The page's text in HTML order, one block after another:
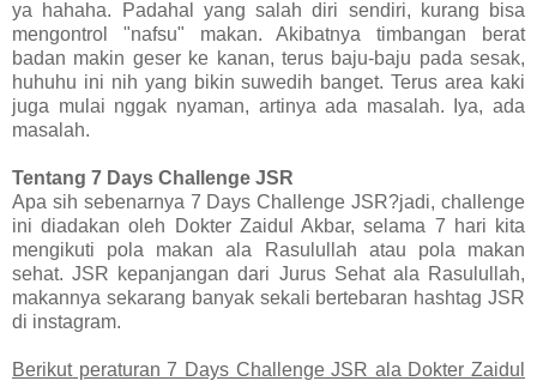
ya hahaha. Padahal yang salah diri sendiri, kurang bisa
mengontrol "nafsu" makan. Akibatnya timbangan berat
badan makin geser ke kanan, terus baju-baju pada sesak,
huhuhu ini nih yang bikin suwedih banget. Terus area kaki
juga mulai nggak nyaman, artinya ada masalah. Iya, ada
masalah.
Tentang 7 Days Challenge JSR
Apa sih sebenarnya 7 Days Challenge JSR?jadi, challenge
ini diadakan oleh Dokter Zaidul Akbar, selama 7 hari kita
mengikuti pola makan ala Rasulullah atau pola makan
sehat. JSR kepanjangan dari Jurus Sehat ala Rasulullah,
makannya sekarang banyak sekali bertebaran hashtag JSR
di instagram.
Berikut peraturan 7 Days Challenge JSR ala Dokter Zaidul